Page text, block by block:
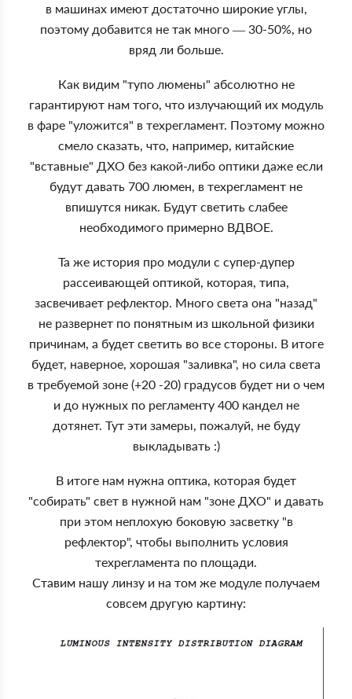
в машинах имеют достаточно широкие углы,
поэтому добавится не так много — 30-50%, но
вряд ли больше.
Как видим "тупо люмены" абсолютно не
гарантируют нам того, что излучающий их модуль
в фаре "уложится" в техрегламент. Поэтому можно
смело сказать, что, например, китайские
"вставные" ДХО без какой-либо оптики даже если
будут давать 700 люмен, в техрегламент не
впишутся никак. Будут светить слабее
необходимого примерно ВДВОЕ.
Та же история про модули с супер-дупер
рассеивающей оптикой, которая, типа,
засвечивает рефлектор. Много света она "назад"
не развернет по понятным из школьной физики
причинам, а будет светить во все стороны. В итоге
будет, наверное, хорошая "заливка", но сила света
в требуемой зоне (+20 -20) градусов будет ни о чем
и до нужных по регламенту 400 кандел не
дотянет. Тут эти замеры, пожалуй, не буду
выкладывать :)
В итоге нам нужна оптика, которая будет
"собирать" свет в нужной нам "зоне ДХО" и давать
при этом неплохую боковую засветку "в
рефлектор", чтобы выполнить условия
техрегламента по площади.
Ставим нашу линзу и на том же модуле получаем
совсем другую картину: